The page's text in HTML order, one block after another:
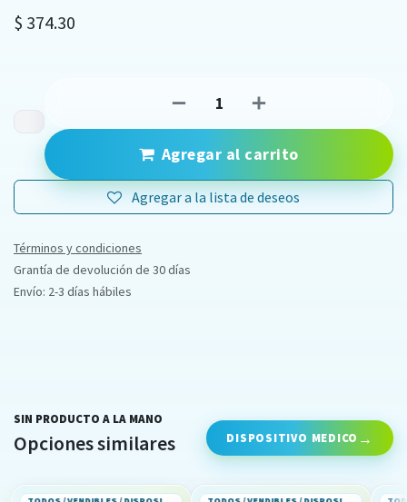
$ 374.30
Agregar al carrito
Agregar a la lista de deseos
Términos y condiciones
Grantía de devolución de 30 días
Envío: 2-3 días hábiles
SIN PRODUCTO A LA MANO
Opciones similares DISPOSITIVO MEDICO